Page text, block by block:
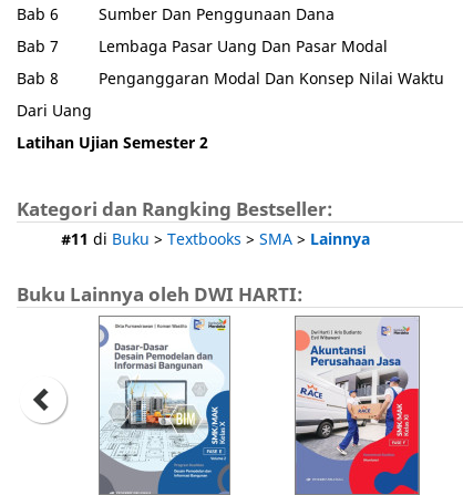
Bab 6 Sumber Dan Penggunaan Dana
Bab 7 Lembaga Pasar Uang Dan Pasar Modal
Bab 8 Penganggaran Modal Dan Konsep Nilai Waktu
Dari Uang
Latihan Ujian Semester 2
Kategori dan Rangking Bestseller:
#11 di Buku > Textbooks > SMA > Lainnya
Buku Lainnya oleh DWI HARTI: